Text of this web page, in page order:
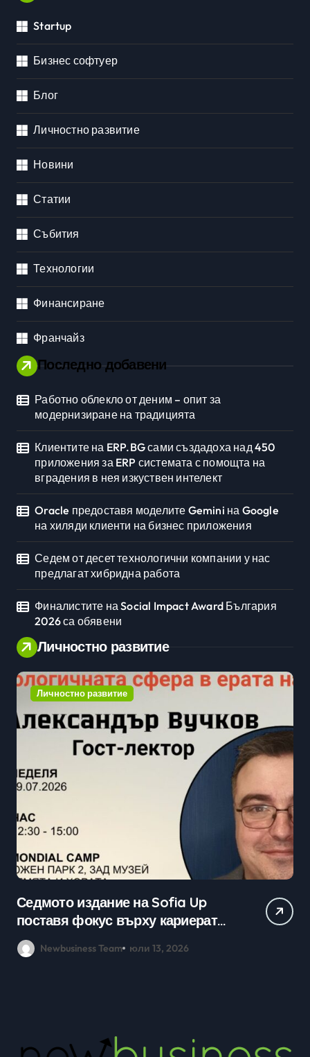
Startup
Бизнес софтуер
Блог
Личностно развитие
Новини
Статии
Събития
Технологии
Финансиране
Франчайз
Последно добавени
Работно облекло от деним – опит за
модернизиране на традицията
Клиентите на ERP.BG сами създадоха над 450
приложения за ERP системата с помощта на
вградения в нея изкуствен интелект
Oracle предоставя моделите Gemini на Google
на хиляди клиенти на бизнес приложения
Седем от десет технологични компании у нас
предлагат хибридна работа
Финалистите на Social Impact Award България
2026 са обявени
Личностно развитие
Личностно развитие
Седмото издание на Sofia Up
поставя фокус върху кариерата
в технологичния сектор и
възможностите в ерата на AI
Newbusiness Team юли 13, 2026